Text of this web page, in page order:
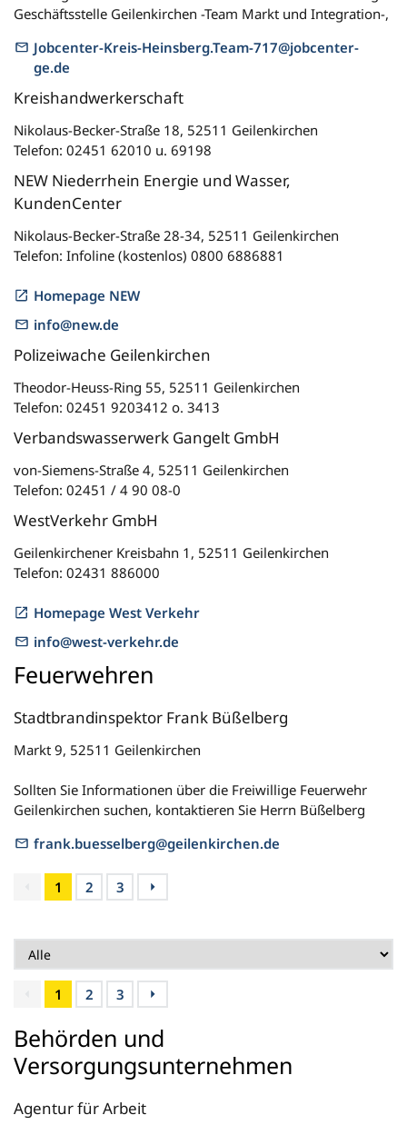
Geschäftsstelle Geilenkirchen -Team Markt und Integration-,
Jobcenter-Kreis-Heinsberg.Team-717@jobcenter-
ge.de
Kreishandwerkerschaft
Nikolaus-Becker-Straße 18, 52511 Geilenkirchen
Telefon: 02451 62010 u. 69198
NEW Niederrhein Energie und Wasser,
KundenCenter
Nikolaus-Becker-Straße 28-34, 52511 Geilenkirchen
Telefon: Infoline (kostenlos) 0800 6886881
Homepage NEW
info@new.de
Polizeiwache Geilenkirchen
Theodor-Heuss-Ring 55, 52511 Geilenkirchen
Telefon: 02451 9203412 o. 3413
Verbandswasserwerk Gangelt GmbH
von-Siemens-Straße 4, 52511 Geilenkirchen
Telefon: 02451 / 4 90 08-0
WestVerkehr GmbH
Geilenkirchener Kreisbahn 1, 52511 Geilenkirchen
Telefon: 02431 886000
Homepage West Verkehr
info@west-verkehr.de
Feuerwehren
Stadtbrandinspektor Frank Büßelberg
Markt 9, 52511 Geilenkirchen
Sollten Sie Informationen über die Freiwillige Feuerwehr
Geilenkirchen suchen, kontaktieren Sie Herrn Büßelberg
frank.buesselberg@geilenkirchen.de
1 2 3
Behörden und
Versorgungsunternehmen
Agentur für Arbeit
1 2 3